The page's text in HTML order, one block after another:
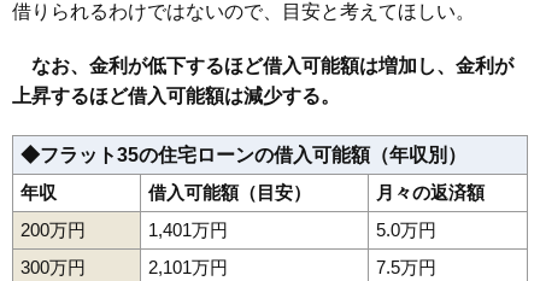
借りられるわけではないので、目安と考えてほしい。
なお、金利が低下するほど借入可能額は増加し、金利が
上昇するほど借入可能額は減少する。
◆フラット35の住宅ローンの借入可能額（年収別）
年収
借入可能額（目安）
月々の返済額
200万円
1,401万円
5.0万円
300万円
2,101万円
7.5万円